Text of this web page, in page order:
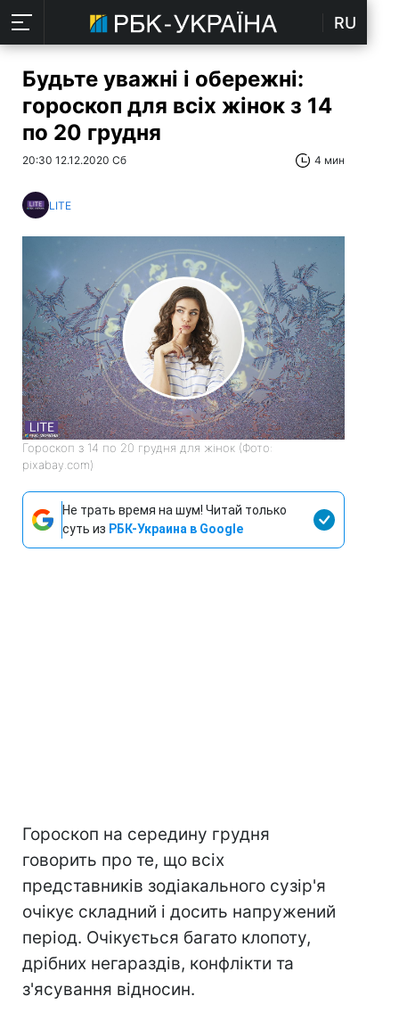
RU
Будьте уважні і обережні:
гороскоп для всіх жінок з 14
по 20 грудня
20:30 12.12.2020 Сб 4 мин
LITE
Гороскоп з 14 по 20 грудня для жінок (Фото:
pixabay.com)
Не трать время на шум! Читай только
суть из РБК-Украина в Google
Гороскоп на середину грудня
говорить про те, що всіх
представників зодіакального сузір'я
очікує складний і досить напружений
період. Очікується багато клопоту,
дрібних негараздів, конфлікти та
з'ясування відносин.